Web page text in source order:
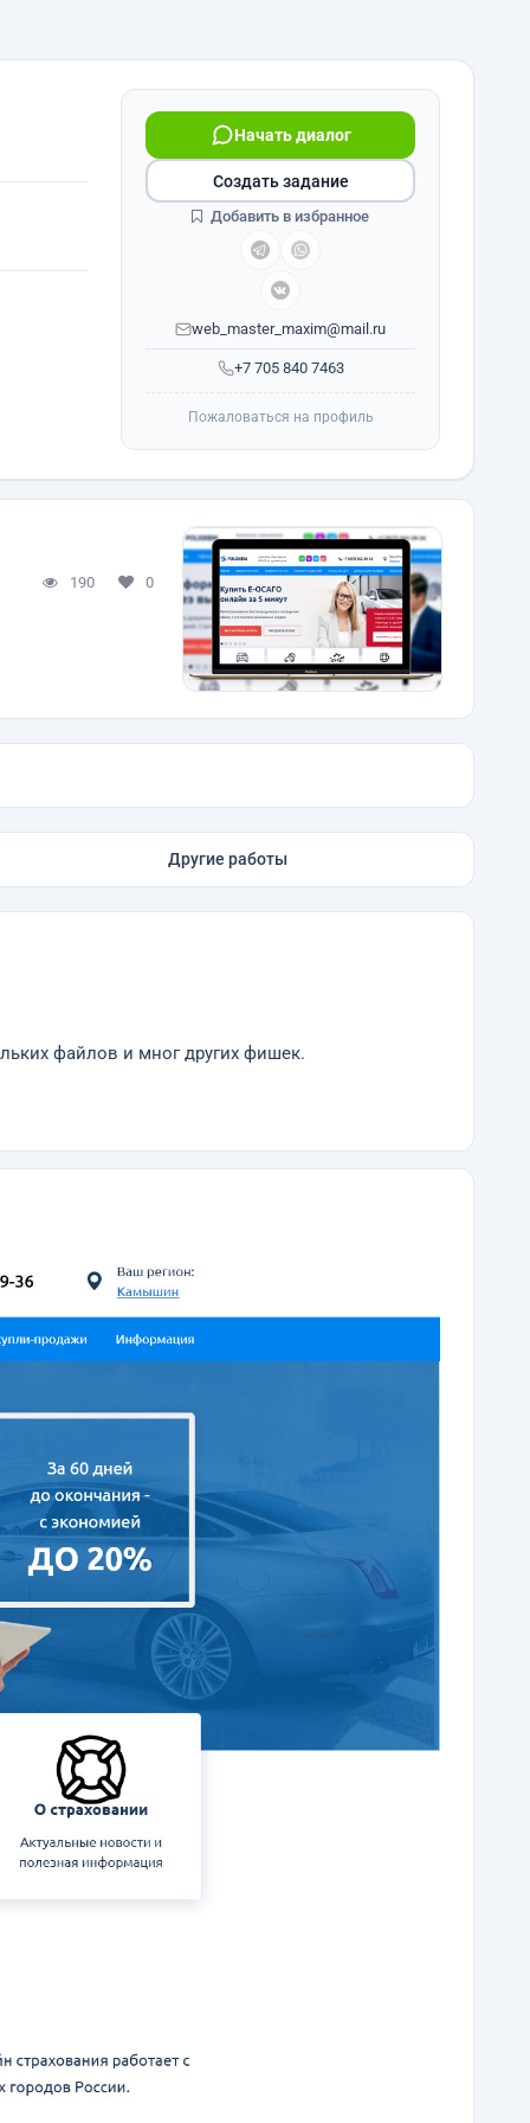
+7 705 840 7463
Начать диалог
web_master_maxim@mail.ru
Создать задание
Добавить в избранное
Пожаловаться на профиль
190 0
Другие работы
файлов и мног других фишек.